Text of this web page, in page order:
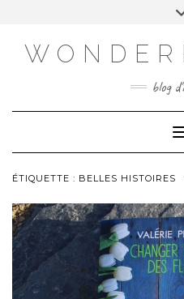
HTTPS://
blog
ÉTIQUETTE : BELLES HISTOIRES